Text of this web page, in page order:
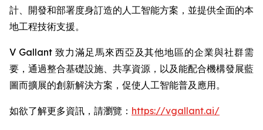
計、開發和部署度身訂造的人工智能方案，並提供全面的本
地工程技術支援。
V Gallant 致力滿足馬來西亞及其他地區的企業與社群需
要，通過整合基礎設施、共享資源，以及能配合機構發展藍
圖而擴展的創新解決方案，促使人工智能普及應用。
如欲了解更多資訊，請瀏覽： https://vgallant.ai/